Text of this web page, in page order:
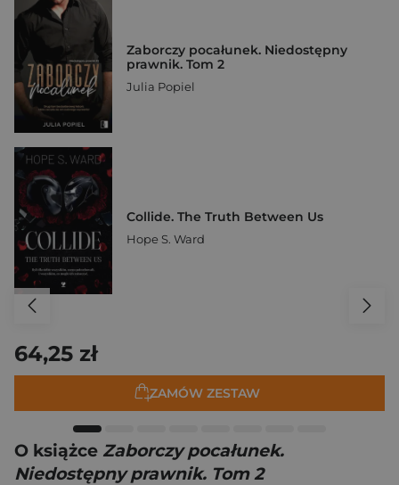
Zaborczy pocałunek. Niedostępny
prawnik. Tom 2
Julia Popiel
Collide. The Truth Between Us
Hope S. Ward
64,25 zł
ZAMÓW ZESTAW
O książce Zaborczy pocałunek.
Niedostępny prawnik. Tom 2